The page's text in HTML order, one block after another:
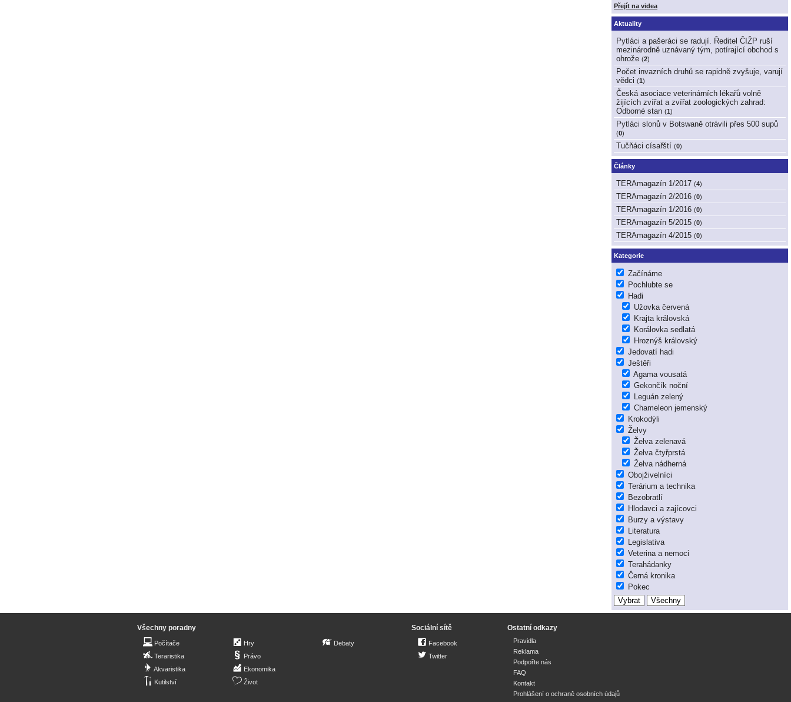
Přejít na videa
Aktuality
Pytláci a pašeráci se radují. Ředitel ČIŽP ruší
mezinárodně uznávaný tým, potírající obchod s
ohrože (2)
Počet invazních druhů se rapidně zvyšuje, varují
vědci (1)
Česká asociace veterinárních lékařů volně
žijících zvířat a zvířat zoologických zahrad:
Odborné stan (1)
Pytláci slonů v Botswaně otrávili přes 500 supů
(0)
Tučňáci císařští (0)
Články
TERAmagazín 1/2017 (4)
TERAmagazín 2/2016 (0)
TERAmagazín 1/2016 (0)
TERAmagazín 5/2015 (0)
TERAmagazín 4/2015 (0)
Kategorie
Začínáme
Pochlubte se
Hadi
Užovka červená
Krajta královská
Korálovka sedlatá
Hroznýš královský
Jedovatí hadi
Ještěři
Agama vousatá
Gekončík noční
Leguán zelený
Chameleon jemenský
Krokodýli
Želvy
Želva zelenavá
Želva čtyřprstá
Želva nádherná
Obojživelníci
Terárium a technika
Bezobratlí
Hlodavci a zajícovci
Burzy a výstavy
Literatura
Legislativa
Veterina a nemoci
Terahádanky
Černá kronika
Pokec
Všechny poradny
Počítače
Teraristika
Akvaristika
Kutilství
Hry
Právo
Ekonomika
Život
Debaty
Sociální sítě
Facebook
Twitter
Ostatní odkazy
Pravidla
Reklama
Podpořte nás
FAQ
Kontakt
Prohlášení o ochraně osobních údajů